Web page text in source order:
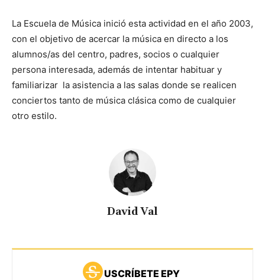
La Escuela de Música inició esta actividad en el año 2003,
con el objetivo de acercar la música en directo a los
alumnos/as del centro, padres, socios o cualquier
persona interesada, además de intentar habituar y
familiarizar la asistencia a las salas donde se realicen
conciertos tanto de música clásica como de cualquier
otro estilo.
David Val
USCRÍBETE EPY